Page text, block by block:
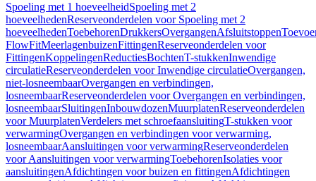
Spoeling met 1 hoeveelheidSpoeling met 2
hoeveelhedenReserveonderdelen voor Spoeling met 2
hoeveelhedenToebehorenDrukkersOvergangenAfsluitstoppen
FlowFitMeerlagenbuizenFittingenReserveonderdelen voor
FittingenKoppelingenReductiesBochtenT-stukkenInwendige
circulatieReserveonderdelen voor Inwendige circulatieOvergangen,
niet-losneembaarOvergangen en verbindingen,
losneembaarReserveonderdelen voor Overgangen en verbindingen,
losneembaarSluitingenInbouwdozenMuurplatenReserveonderdelen
voor MuurplatenVerdelers met schroefaansluitingT-stukken voor
verwarmingOvergangen en verbindingen voor verwarming,
losneembaarAansluitingen voor verwarmingReserveonderdelen
voor Aansluitingen voor verwarmingToebehorenIsolaties voor
aansluitingenAfdichtingen voor buizen en fittingenAfdichtingen